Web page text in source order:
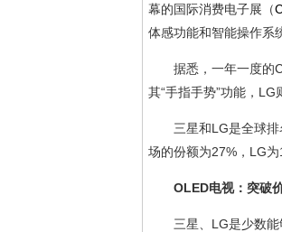
幕的国际消费电子展（
体感功能和智能操作系
据悉，一年一度的
其“手指手势”功能，LG
三星和LG是全球
场的份额为27%，LG为
OLED电视：突破
三星、LG是少数